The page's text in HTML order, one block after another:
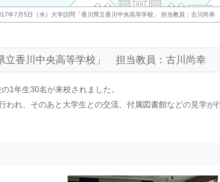
年7月5日（水）大学訪問「香川県立香川中央高等学校」 担当教員：古川尚幸
立香川中央高等学校」 担当教員：古川尚幸
1年生30名が来校されました。
われ、そのあと大学生との交流、付属図書館などの見学が